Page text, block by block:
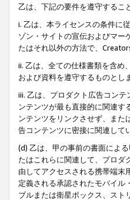
乙は、下記の要件を遵守するこ
i. 乙は、本ライセンスの条件に
ゾン・サイトの宣伝およびマー
たはそれ以外の方法で、
ii. 乙は、全ての仕様書類を含め
および資料を遵守するものとし
iii. 乙は、プロダクト広告コン
ンテンツが最も直接的に関連す
ンテンツをリンクさせず、また
告コンテンツに密接に関連して
(d) 乙は、甲の事前の書面によ
たはこれらに関連して、プロダ
由してアクセスされる携帯端末
定義される承認されたモバイル
ブルまたは衛星ボックス、スト